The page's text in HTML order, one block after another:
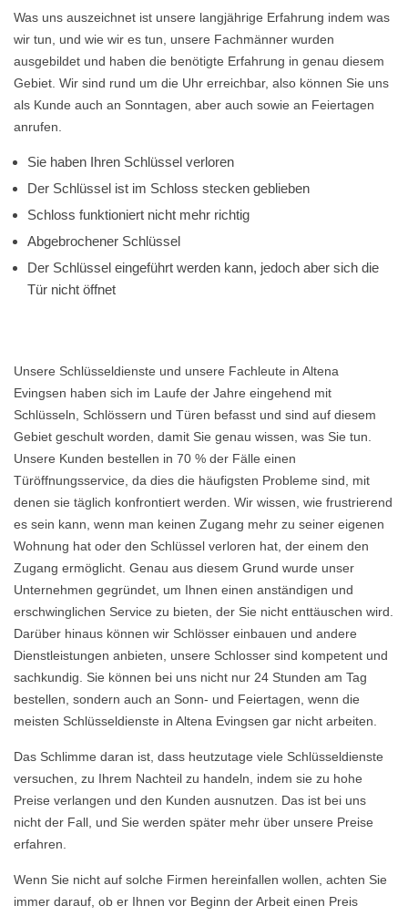
Was uns auszeichnet ist unsere langjährige Erfahrung indem was
wir tun, und wie wir es tun, unsere Fachmänner wurden
ausgebildet und haben die benötigte Erfahrung in genau diesem
Gebiet. Wir sind rund um die Uhr erreichbar, also können Sie uns
als Kunde auch an Sonntagen, aber auch sowie an Feiertagen
anrufen.
Sie haben Ihren Schlüssel verloren
Der Schlüssel ist im Schloss stecken geblieben
Schloss funktioniert nicht mehr richtig
Abgebrochener Schlüssel
Der Schlüssel eingeführt werden kann, jedoch aber sich die
Tür nicht öffnet
Unsere Schlüsseldienste und unsere Fachleute in Altena
Evingsen haben sich im Laufe der Jahre eingehend mit
Schlüsseln, Schlössern und Türen befasst und sind auf diesem
Gebiet geschult worden, damit Sie genau wissen, was Sie tun.
Unsere Kunden bestellen in 70 % der Fälle einen
Türöffnungsservice, da dies die häufigsten Probleme sind, mit
denen sie täglich konfrontiert werden. Wir wissen, wie frustrierend
es sein kann, wenn man keinen Zugang mehr zu seiner eigenen
Wohnung hat oder den Schlüssel verloren hat, der einem den
Zugang ermöglicht. Genau aus diesem Grund wurde unser
Unternehmen gegründet, um Ihnen einen anständigen und
erschwinglichen Service zu bieten, der Sie nicht enttäuschen wird.
Darüber hinaus können wir Schlösser einbauen und andere
Dienstleistungen anbieten, unsere Schlosser sind kompetent und
sachkundig. Sie können bei uns nicht nur 24 Stunden am Tag
bestellen, sondern auch an Sonn- und Feiertagen, wenn die
meisten Schlüsseldienste in Altena Evingsen gar nicht arbeiten.
Das Schlimme daran ist, dass heutzutage viele Schlüsseldienste
versuchen, zu Ihrem Nachteil zu handeln, indem sie zu hohe
Preise verlangen und den Kunden ausnutzen. Das ist bei uns
nicht der Fall, und Sie werden später mehr über unsere Preise
erfahren.
Wenn Sie nicht auf solche Firmen hereinfallen wollen, achten Sie
immer darauf, ob er Ihnen vor Beginn der Arbeit einen Preis